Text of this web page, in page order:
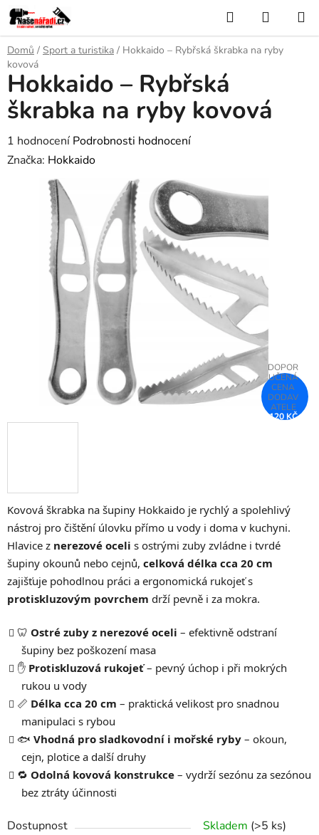
Přejít
na
obsah
Hledat
KOŠÍK
Domů / Sport a turistika / Hokkaido – Rybřská škrabka na ryby
kovová
Kovová škrabka na šupiny Hokkaido je rychlý a spolehlivý
nástroj pro čištění úlovku přímo u vody i doma v kuchyni.
Hlavice z nerezové oceli s ostrými zuby zvládne i tvrdé
šupiny okounů nebo cejnů, celková délka cca 20 cm
zajišťuje pohodlnou práci a ergonomická rukojeť s
protiskluzovým povrchem drží pevně i za mokra.
🦷 Ostré zuby z nerezové oceli – efektivně odstraní
šupiny bez poškození masa
✋ Protiskluzová rukojeť– pevný úchop i při mokrých
rukou u vody
📏 Délka cca 20 cm – praktická velikost pro snadnou
manipulaci s rybou
🐟 Vhodná pro sladkovodní i mořské ryby – okoun,
cejn, plotice a další druhy
🔁 Odolná kovová konstrukce – vydrží sezónu za sezónou
bez ztráty účinnosti
Dostupnost Skladem (>5 ks)
Hokkaido – Rybřská
škrabka na ryby kovová
Průměrné
hodnocení
produktu
hvězdiček.
1 hodnocení Podrobnosti hodnocení
Značka: Hokkaido
120 KČ